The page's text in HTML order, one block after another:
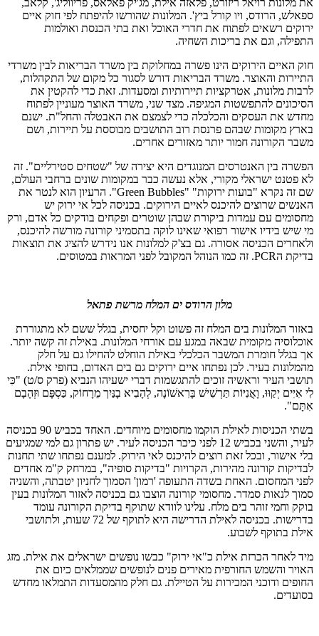
ספאלש, הרודס, ויו קורל ביץ'. המלונות שהורשו להיפתח לפי חוק איים
ירוקים רשאים לפתוח את חדרי האוכל ואת בתי הכנסת ואולמות
התפילה, וגם את בריכות השחיה.
חוק האיים הירוקים הינו פשרה במחלוקת בין משרד הבריאות לבין משרדי
התיירות והאוצר. משרד הבריאות דורש לסגור כל מקום של התקהלות,
לרבות מלונות, אטרקציות תיירותיות ומסעדות. זאת כדי להקטין את
הסיכונים להתפשטות המגיפה. מצד שני, משרד האוצר מעוניין לפתוח
מחדש את העסקים והכלכלה כדי לצמצם את האבטלה והחל"ת. ישנם
בארץ מקומות שבהם פרנסת רוב התושבים מבוססת על תיירות, ושם
משבר הקורונה חמור יותר מאזורים אחרים.
הפשרה בין האנטרסים המנוגדים היא יצירה של "שטחים סטירליים". זה
לא פטנט ישראלי מקורי, אלא נעשה כבר במקומות שונים ברחבי העולם,
שם זה נקרא "בועות ירוקות" "Green Bubbles". הרעיון הוא לנטר את
האנשים שרוצים להיכנס לאיים הירוקים. בכניסה לכל אי ירוק יש
מחסומים עם עמדות ביקורת שבהן שוטרים ופקחים בודקים כל אדם, ורק
מי שיש בידיו אישור רפואי שאינו לוקה בתסמיני קורונה מורשה להיכנס,
ולאחרים הכניסה אסורה. גם בצ'ק למלונות אנו נידרש להציג את תוצאות
בדיקת הPCR. זה כמו הנוהל המקובל לפני המראות במטוסים.
מלון הרודס ים המלח מרשת פתאל
באזור המלונות בים המלח זה פשוט וקל יחסית, בגלל ששם לא מתגוררת
אוכלוסיה מקומית שבאה במגע עם אורחי המלונות. באילת זה קשה יותר.
אך בגלל חומרת המשבר הכלכלי באילת הוחלט להחילו גם על חלק
מהמלונות בעיר. לכן נפתחו איים ירוקים גם בים האדום, בחופי אילת.
תושבי העיר וראשיה זוכים להתגשמות דברי ישעיהו הנביא (פרק ס/ט) "כִּי
לִי אִיִּים יְקַוּוּ, וָאֳנִיּוֹת תַּרְשִׁישׁ בָּרִאשֹׁוֹנָה, לְהָבִיא בָנַּיִך מֵרָחוֹק, כַּסְפָּם וּזְהָבָם
אִתָּם".
בשתי הכניסות לאילת הוקמו מחסומים מיוחדים. האחד בכביש 90 בכניסה
לעיר, והשני בכביש 12 לפני כיכר הכניסה לעיר. יש פתרון גם למי שמגיעים
בלי אישור, ובכל זאת רוצים להיכנס לאי הירוק. למענם נפתחו שתי תחנות
לבדיקות קורונה מהירות, הקרויות "בדיקות סופיה", במרחק ק"מ אחדים
לפני המחסום. האחת בשדה התעופה 'רמון' הסמוך לחניון יטבתה, והשניה
סמוך לנאות סמדר. מחסומי קורונה הוצבו גם בכניסה לאזור המלונות בעין
בוקק וחמי זוהר בים מלח. עלינו לוודא שתוקף בדיקת הקורונה עומד
בדרישות. בכניסה לאילת הדרישה היא לתוקף של 72 שעות, ולתושבי
אילת בתוקף לשבוע.
מיד לאחר הכרזת אילת כ"אי ירוק" כבשו נופשים ישראלים את אילת. מזג
האויר והשמש החורפית מאירים פנים לנופשים שממלאים כיום את
החופים ודוכני המכירות על הטיילת. גם חלק מהמסעדות התמלאו מחדש
בסועדים.